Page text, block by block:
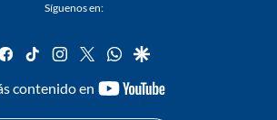
Síguenos en:
facebook
tiktok instagram
twitterwhatsapp
google
contenido en
youtube-